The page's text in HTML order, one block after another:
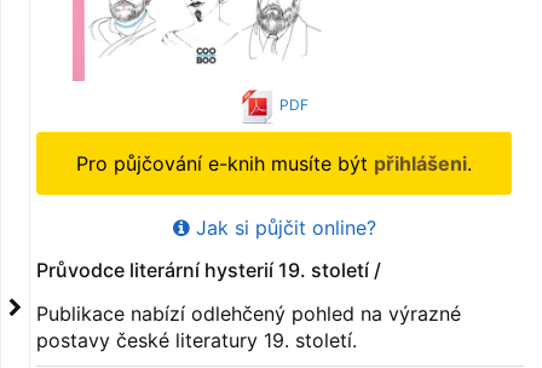
PDF
Pro půjčování e-knih musíte být přihlášeni.
Jak si půjčit online?
Průvodce literární hysterií 19. století /
Publikace nabízí odlehčený pohled na výrazné
postavy české literatury 19. století.